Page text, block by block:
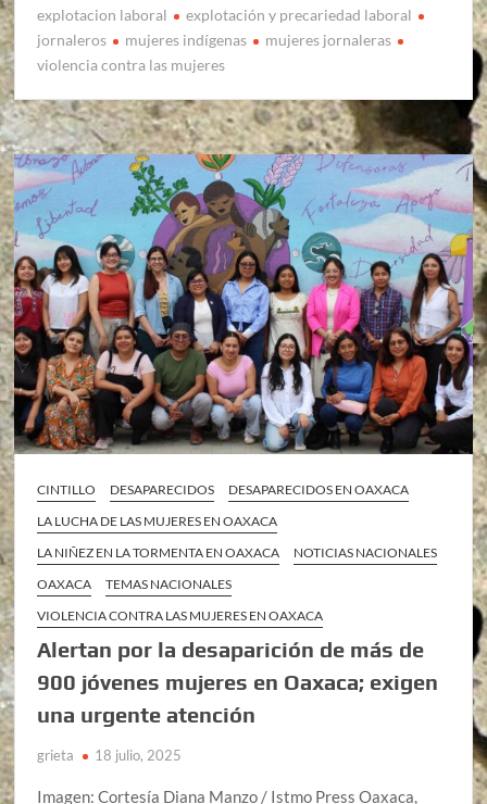
explotacion laboral
explotación y precariedad laboral
jornaleros
mujeres indígenas
mujeres jornaleras
violencia contra las mujeres
CINTILLO DESAPARECIDOS
DESAPARECIDOS EN OAXACA
LA LUCHA DE LAS MUJERES EN OAXACA
LA NIÑEZ EN LA TORMENTA EN OAXACA
NOTICIAS NACIONALES
OAXACA
TEMAS NACIONALES
VIOLENCIA CONTRA LAS MUJERES EN OAXACA
Alertan por la desaparición de más de
900 jóvenes mujeres en Oaxaca; exigen
una urgente atención
grieta 18 julio, 2025
Imagen: Cortesía Diana Manzo / Istmo Press Oaxaca,